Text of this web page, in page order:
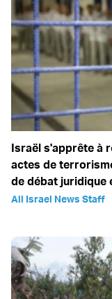
Israël s'apprête à
actes de
de débat juridique
All Israel News Staff